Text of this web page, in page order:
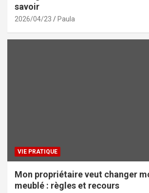
savoir
2026/04/23 Paula
VIE PRATIQUE
Mon propriétaire veut changer
meublé : règles et recours